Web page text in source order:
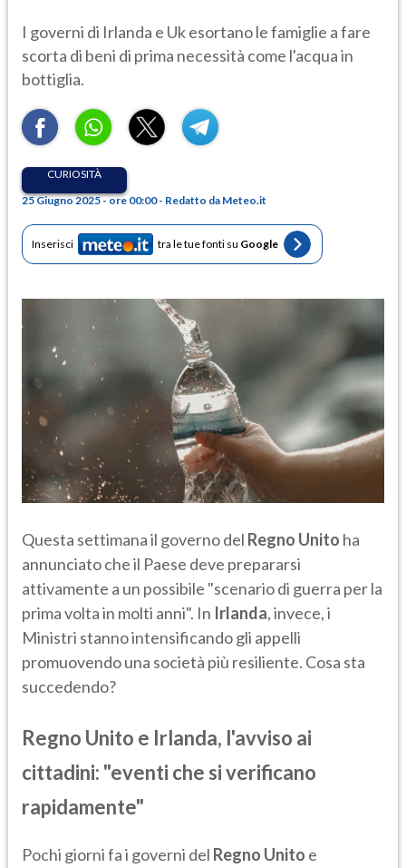
I governi di Irlanda e Uk esortano le famiglie a fare
scorta di beni di prima necessità come l'acqua in
bottiglia.
CURIOSITÀ
25 Giugno 2025 - ore 00:00 - Redatto da Meteo.it
Inserisci tra le tue fonti su Google
Questa settimana il governo del Regno Unito ha
annunciato che il Paese deve prepararsi
attivamente a un possibile "scenario di guerra per la
prima volta in molti anni". In Irlanda, invece, i
Ministri stanno intensificando gli appelli
promuovendo una società più resiliente. Cosa sta
succedendo?
Regno Unito e Irlanda, l'avviso ai
cittadini: "eventi che si verificano
rapidamente"
Pochi giorni fa i governi del Regno Unito e